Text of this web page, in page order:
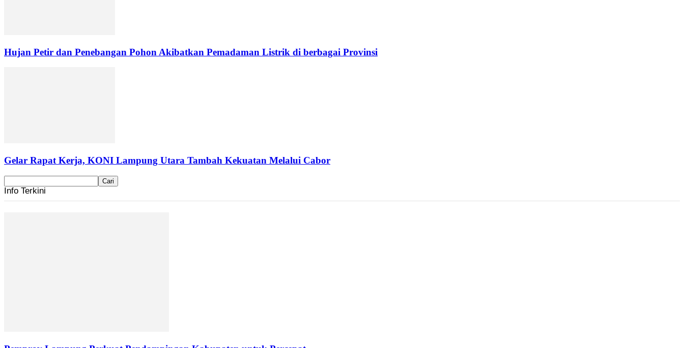
Hujan Petir dan Penebangan Pohon Akibatkan Pemadaman Listrik di berbagai Provinsi
Gelar Rapat Kerja, KONI Lampung Utara Tambah Kekuatan Melalui Cabor
Info Terkini